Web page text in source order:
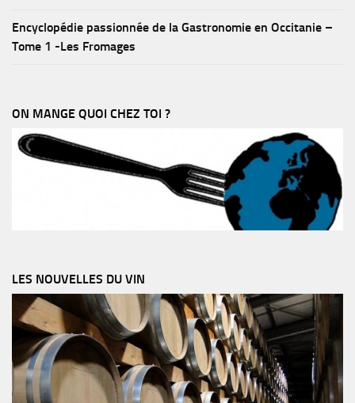
Encyclopédie passionnée de la Gastronomie en Occitanie –
Tome 1 -Les Fromages
ON MANGE QUOI CHEZ TOI ?
LES NOUVELLES DU VIN